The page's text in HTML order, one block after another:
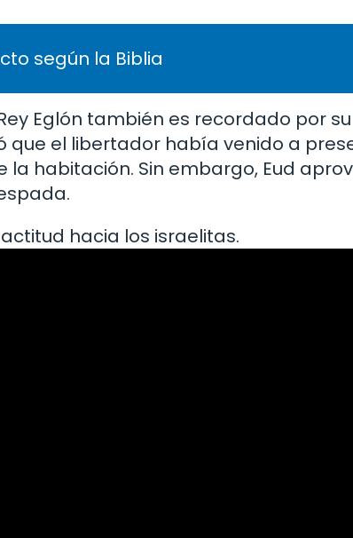
según la Biblia
Eglón también es recordado por
que el libertador había venido a
habitación. Sin embargo, Eud
hacia los israelitas.